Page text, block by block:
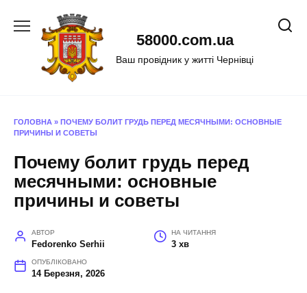
58000.com.ua
Ваш провідник у житті Чернівці
ГОЛОВНА » ПОЧЕМУ БОЛИТ ГРУДЬ ПЕРЕД МЕСЯЧНЫМИ: ОСНОВНЫЕ
ПРИЧИНЫ И СОВЕТЫ
Почему болит грудь перед
месячными: основные
причины и советы
АВТОР
Fedorenko Serhii
НА ЧИТАННЯ
3 хв
ОПУБЛІКОВАНО
14 Березня, 2026